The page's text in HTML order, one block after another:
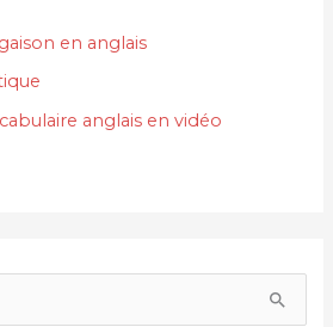
en anglais
anglais en vidéo